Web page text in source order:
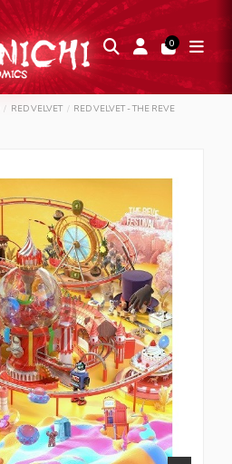
0
RED VELVET
RED VELVET - THE REVE